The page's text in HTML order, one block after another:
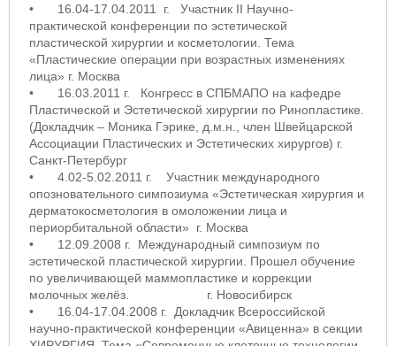
•
16.04-17.04.2011 г. Участник II Научно-
практической конференции по эстетической
пластической хирургии и косметологии. Тема
«Пластические операции при возрастных изменениях
лица» г. Москва
•
16.03.2011 г. Конгресс в СПБМАПО на кафедре
Пластической и Эстетической хирургии по Ринопластике.
(Докладчик – Моника Гэрике, д.м.н., член Швейцарской
Ассоциации Пластических и Эстетических хирургов) г.
Санкт-Петербург
•
4.02-5.02.2011 г. Участник международного
опозновательного симпозиума «Эстетическая хирургия и
дерматокосметология в омоложении лица и
периорбитальной области» г. Москва
•
12.09.2008 г. Международный симпозиум по
эстетической пластической хирургии. Прошел обучение
по увеличивающей маммопластике и коррекции
молочных желёз. г. Новосибирск
•
16.04-17.04.2008 г. Докладчик Всероссийской
научно-практической конференции «Авиценна» в секции